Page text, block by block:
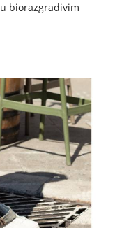
biorazgradivim